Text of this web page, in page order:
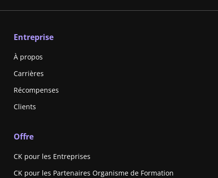
Entreprise
À propos
Carrières
Récompenses
Clients
Offre
CK pour les Entreprises
CK pour les Partenaires Organisme de Formation